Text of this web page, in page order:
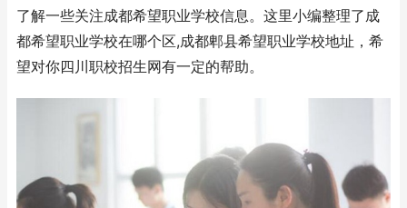
了解一些关注成都希望职业学校信息。这里小编整理了成
都希望职业学校在哪个区,成都郫县希望职业学校地址，希
望对你四川职校招生网有一定的帮助。